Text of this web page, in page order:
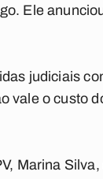
Ele
judiciais
vale o custo
Marina